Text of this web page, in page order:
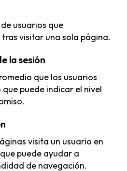
usuarios que
visitar una sola página.
la sesión
que los usuarios
que puede indicar el nivel
visita un usuario en
puede ayudar a
de navegación.